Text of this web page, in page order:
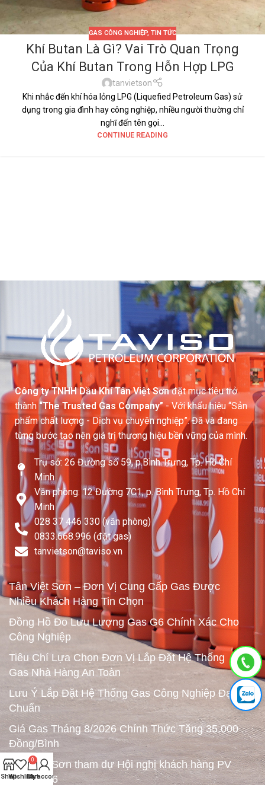
GAS CÔNG NGHIỆP, TIN TỨC
Khí Butan Là Gì? Vai Trò Quan Trọng
Của Khí Butan Trong Hỗn Hợp LPG
tanvietson
Khi nhắc đến khí hóa lỏng LPG (Liquefied Petroleum Gas) sử
dụng trong gia đình hay công nghiệp, nhiều người thường chỉ
nghĩ đến tên gọi...
CONTINUE READING
Công ty TNHH Dầu Khí Tân Việt Sơnđặt mục tiêu trở
thành “The Trusted Gas Company”- Với khẩu hiệu “Sản
phẩm chất lượng - Dịch vụ chuyên nghiệp”. Đã và đang
từng bước tạo nên giá trị thương hiệu bền vững của mình.
Trụ sở: 26 Đường số 59, p.Bình Trưng, Tp. Hồ Chí
Minh
Văn phòng: 12 Đường 7C1, p. Bình Trưng, Tp. Hồ Chí
Minh
028 37 446 330 (văn phòng)
0833.668.996 (đặt gas)
tanvietson@taviso.vn​
Tân Việt Sơn – Đơn Vị Cung Cấp Gas Được
Nhiều Khách Hàng Tin Chọn
Đồng Hồ Đo Lưu Lượng Gas G6 Chính Xác Cho
Công Nghiệp
Tiêu Chí Lựa Chọn Đơn Vị Lắp Đặt Hệ Thống
Gas Nhà Hàng An Toàn
Lưu Ý Lắp Đặt Hệ Thống Gas Công Nghiệp Đạt
Chuẩn
Giá Gas Tháng 8/2026 Chính Thức Tăng 35.000
Đồng/Bình
Tân Việt Sơn tham dự Hội nghị khách hàng PV
GAS 2026
ShopWishlist
0
Cart
My account